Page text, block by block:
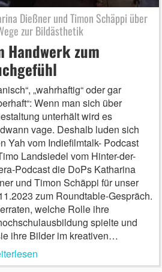
Dießner und Timon Schäppi über
zur Bildästhetik
Handwerk zum
„wahrhaftig“ oder gar
Wenn man sich über
unterhält wird es
vage. Deshalb luden sich
Yah vom Indiefilmtalk- Podcast
Landsiedel vom Hinter-der-
Podcast die DoPs Katharina
und Timon Schäppi für unser
zum Roundtable-Gespräch.
welche Rolle ihre
spielte und
ihre Bilder im kreativen…